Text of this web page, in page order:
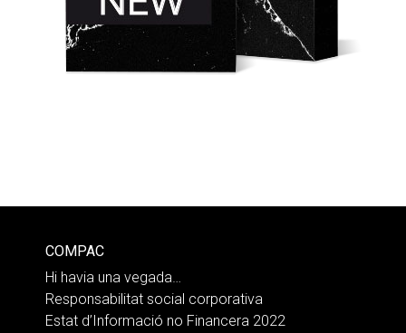
COMPAC
Hi havia una vegada…
Responsabilitat social corporativa
Estat d’Informació no Financera 2022